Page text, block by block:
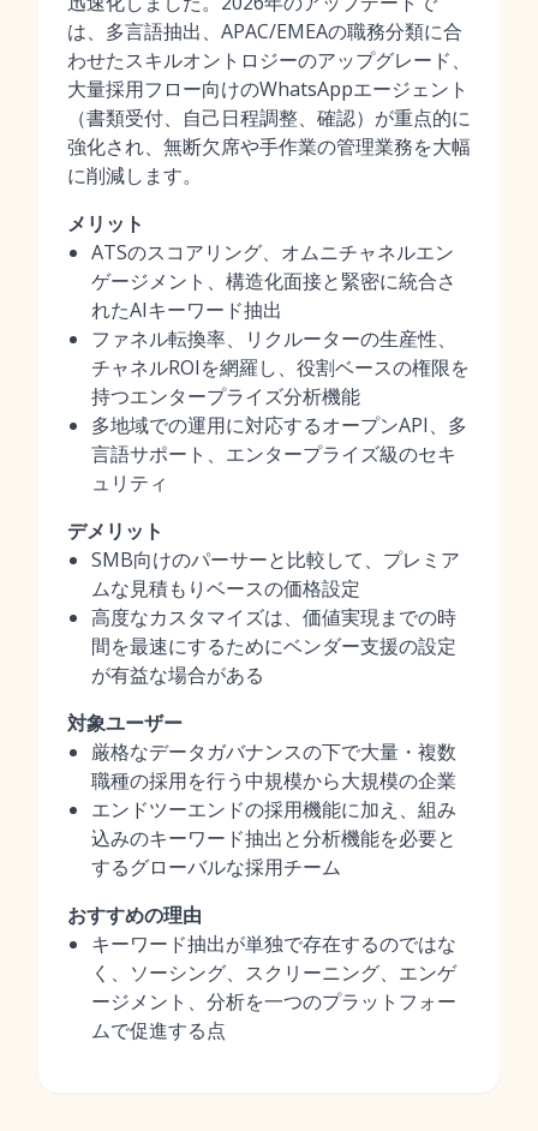
は、多言語抽出、APAC/EMEAの職務分類に合
わせたスキルオントロジーのアップグレード、
大量採用フロー向けのWhatsAppエージェント
（書類受付、自己日程調整、確認）が重点的に
強化され、無断欠席や手作業の管理業務を大幅
に削減します。
メリット
ATSのスコアリング、オムニチャネルエン
ゲージメント、構造化面接と緊密に統合さ
れたAIキーワード抽出
ファネル転換率、リクルーターの生産性、
チャネルROIを網羅し、役割ベースの権限を
持つエンタープライズ分析機能
多地域での運用に対応するオープンAPI、多
言語サポート、エンタープライズ級のセキ
ュリティ
デメリット
SMB向けのパーサーと比較して、プレミア
ムな見積もりベースの価格設定
高度なカスタマイズは、価値実現までの時
間を最速にするためにベンダー支援の設定
が有益な場合がある
対象ユーザー
厳格なデータガバナンスの下で大量・複数
職種の採用を行う中規模から大規模の企業
エンドツーエンドの採用機能に加え、組み
込みのキーワード抽出と分析機能を必要と
するグローバルな採用チーム
おすすめの理由
キーワード抽出が単独で存在するのではな
く、ソーシング、スクリーニング、エンゲ
ージメント、分析を一つのプラットフォー
ムで促進する点